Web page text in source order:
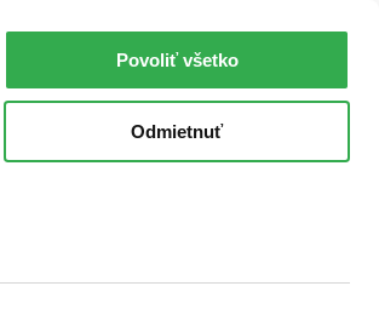
Povoliť všetko
Odmietnuť